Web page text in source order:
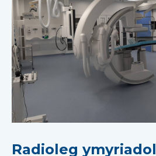
Radioleg ymyriadol